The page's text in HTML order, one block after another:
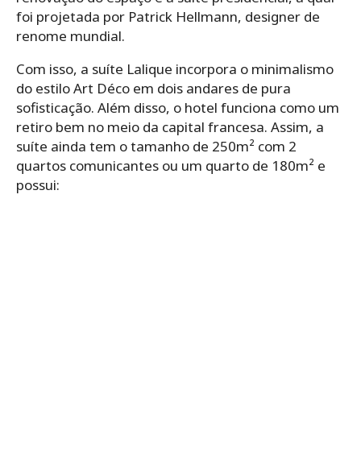
foi projetada por Patrick Hellmann, designer de
renome mundial.
Com isso, a suíte Lalique incorpora o minimalismo
do estilo Art Déco em dois andares de pura
sofisticação. Além disso, o hotel funciona como um
retiro bem no meio da capital francesa. Assim, a
suíte ainda tem o tamanho de 250m² com 2
quartos comunicantes ou um quarto de 180m² e
possui: